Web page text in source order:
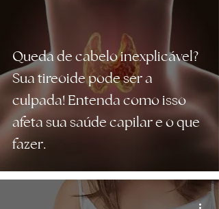
Queda de cabelo inexplicável?
Sua tireoide pode ser a
culpada! Entenda como isso
afeta sua saúde capilar e o que
fazer.